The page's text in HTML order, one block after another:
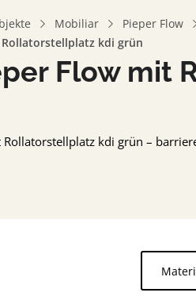
Mobiliar Pieper Flow
kdi grün
Flow mit
kdi grün –